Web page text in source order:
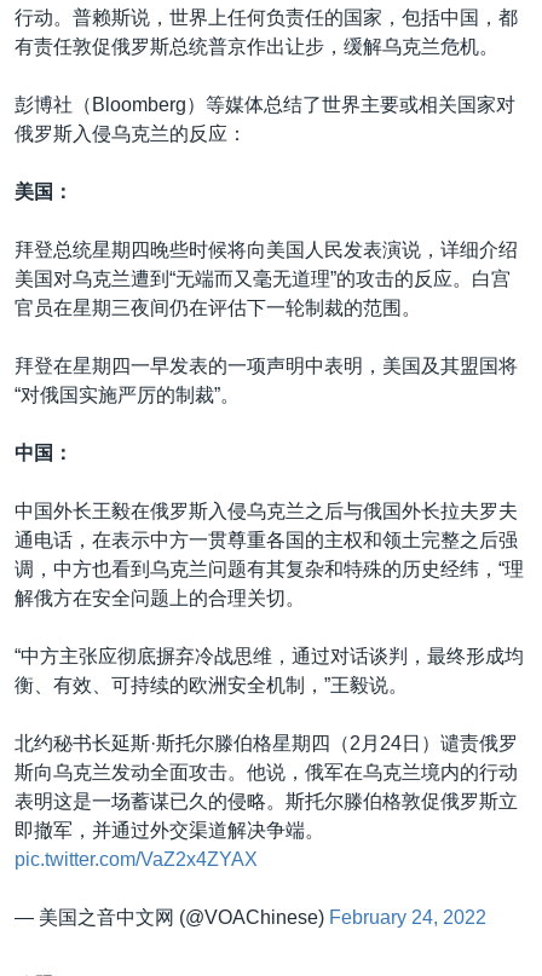
行动。普赖斯说，世界上任何负责任的国家，包括中国，都
有责任敦促俄罗斯总统普京作出让步，缓解乌克兰危机。
彭博社（Bloomberg）等媒体总结了世界主要或相关国家对
俄罗斯入侵乌克兰的反应：
美国：
拜登总统星期四晚些时候将向美国人民发表演说，详细介绍
美国对乌克兰遭到“无端而又毫无道理”的攻击的反应。白宫
官员在星期三夜间仍在评估下一轮制裁的范围。
拜登在星期四一早发表的一项声明中表明，美国及其盟国将
“对俄国实施严厉的制裁”。
中国：
中国外长王毅在俄罗斯入侵乌克兰之后与俄国外长拉夫罗夫
通电话，在表示中方一贯尊重各国的主权和领土完整之后强
调，中方也看到乌克兰问题有其复杂和特殊的历史经纬，“理
解俄方在安全问题上的合理关切。
“中方主张应彻底摒弃冷战思维，通过对话谈判，最终形成均
衡、有效、可持续的欧洲安全机制，”王毅说。
北约秘书长延斯·斯托尔滕伯格星期四（2月24日）谴责俄罗
斯向乌克兰发动全面攻击。他说，俄军在乌克兰境内的行动
表明这是一场蓄谋已久的侵略。斯托尔滕伯格敦促俄罗斯立
即撤军，并通过外交渠道解决争端。
pic.twitter.com/VaZ2x4ZYAX
— 美国之音中文网 (@VOAChinese) February 24, 2022